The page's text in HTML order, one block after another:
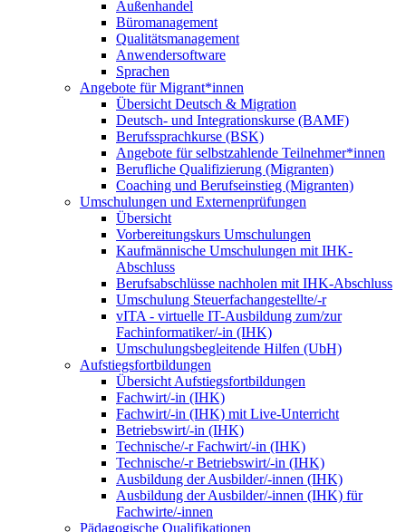
Außenhandel
Büromanagement
Qualitätsmanagement
Anwendersoftware
Sprachen
Angebote für Migrant*innen
Übersicht Deutsch & Migration
Deutsch- und Integrationskurse (BAMF)
Berufssprachkurse (BSK)
Angebote für selbstzahlende Teilnehmer*innen
Berufliche Qualifizierung (Migranten)
Coaching und Berufseinstieg (Migranten)
Umschulungen und Externenprüfungen
Übersicht
Vorbereitungskurs Umschulungen
Kaufmännische Umschulungen mit IHK-
Abschluss
Berufsabschlüsse nachholen mit IHK-Abschluss
Umschulung Steuerfachangestellte/-r
vITA - virtuelle IT-Ausbildung zum/zur
Fachinformatiker/-in (IHK)
Umschulungsbegleitende Hilfen (UbH)
Aufstiegsfortbildungen
Übersicht Aufstiegsfortbildungen
Fachwirt/-in (IHK)
Fachwirt/-in (IHK) mit Live-Unterricht
Betriebswirt/-in (IHK)
Technische/-r Fachwirt/-in (IHK)
Technische/-r Betriebswirt/-in (IHK)
Ausbildung der Ausbilder/-innen (IHK)
Ausbildung der Ausbilder/-innen (IHK) für
Fachwirte/-innen
Pädagogische Qualifikationen